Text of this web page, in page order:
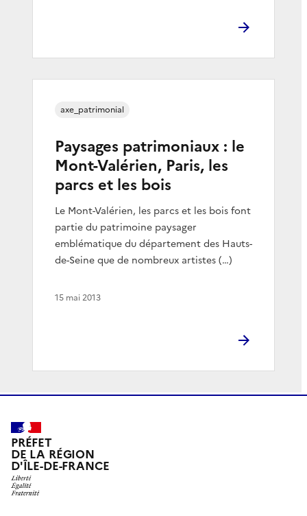
Paysages patrimoniaux : le
Mont-Valérien, Paris, les
parcs et les bois
Le Mont-Valérien, les parcs et les bois font
partie du patrimoine paysager
emblématique du département des Hauts-
de-Seine que de nombreux artistes (…)
axe_patrimonial
15 mai 2013
PRÉFET
DE LA RÉGION
D'ÎLE-DE-FRANCE